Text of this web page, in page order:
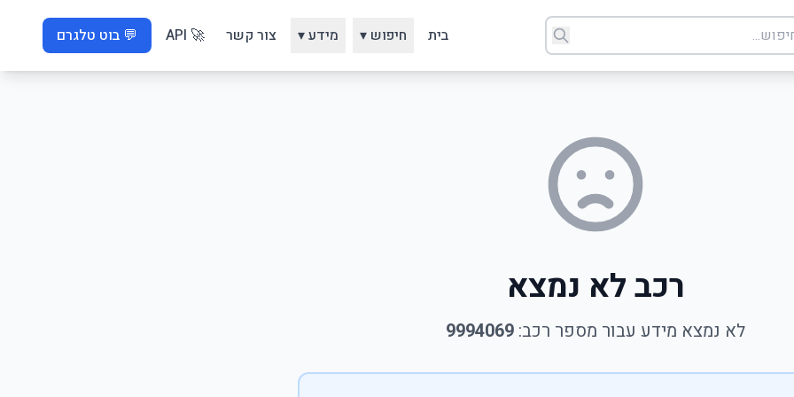
בית חיפוש ▾ מידע ▾ צור קשר 🚀 API 💬 בוט טלגרם
רכב לא נמצא
לא נמצא מידע עבור מספר רכב: 9994069